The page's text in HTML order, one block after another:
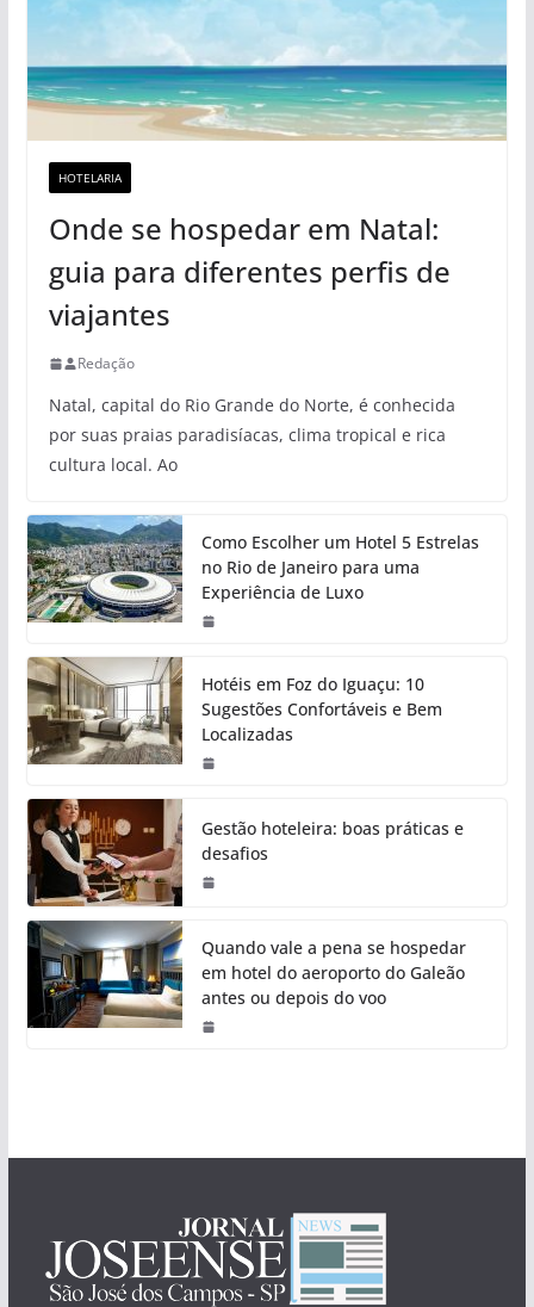
HOTELARIA
Onde se hospedar em Natal:
guia para diferentes perfis de
viajantes
Redação
Natal, capital do Rio Grande do Norte, é conhecida
por suas praias paradisíacas, clima tropical e rica
cultura local. Ao
Como Escolher um Hotel 5 Estrelas
no Rio de Janeiro para uma
Experiência de Luxo
Hotéis em Foz do Iguaçu: 10
Sugestões Confortáveis e Bem
Localizadas
Gestão hoteleira: boas práticas e
desafios
Quando vale a pena se hospedar
em hotel do aeroporto do Galeão
antes ou depois do voo